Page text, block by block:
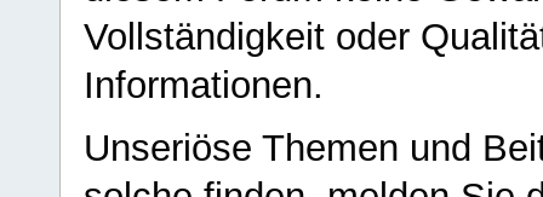
Vollständigkeit oder
Informationen.
Unseriöse Themen und